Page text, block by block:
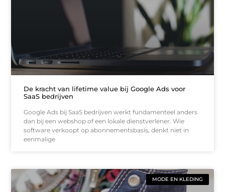
De kracht van lifetime value bij Google Ads voor
SaaS bedrijven
Google Ads bij SaaS bedrijven werkt fundamenteel anders
dan bij een webshop of een lokale dienstverlener. Wie
software verkoopt op abonnementsbasis, denkt niet in
eenmalige
MODE EN KLEDING